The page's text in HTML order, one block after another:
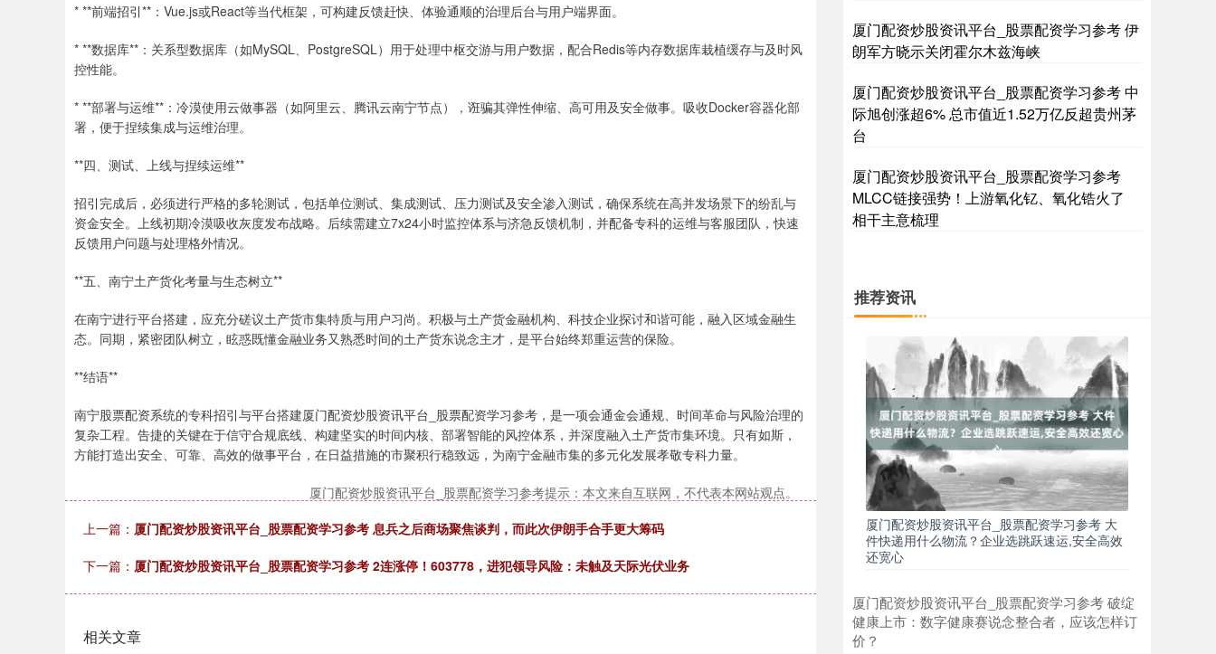
* **前端招引**：Vue.js或React等当代框架，可构建反馈赶快、体验通顺的治理后台与用户端界面。
* **数据库**：关系型数据库（如MySQL、PostgreSQL）用于处理中枢交游与用户数据，配合Redis等内存数据库栽植缓存与及时风
控性能。
* **部署与运维**：冷漠使用云做事器（如阿里云、腾讯云南宁节点），诳骗其弹性伸缩、高可用及安全做事。吸收Docker容器化部
署，便于捏续集成与运维治理。
**四、测试、上线与捏续运维**
招引完成后，必须进行严格的多轮测试，包括单位测试、集成测试、压力测试及安全渗入测试，确保系统在高并发场景下的纷乱与
资金安全。上线初期冷漠吸收灰度发布战略。后续需建立7x24小时监控体系与济急反馈机制，并配备专科的运维与客服团队，快速
反馈用户问题与处理格外情况。
**五、南宁土产货化考量与生态树立**
在南宁进行平台搭建，应充分磋议土产货市集特质与用户习尚。积极与土产货金融机构、科技企业探讨和谐可能，融入区域金融生
态。同期，紧密团队树立，眩惑既懂金融业务又熟悉时间的土产货东说念主才，是平台始终郑重运营的保险。
**结语**
南宁股票配资系统的专科招引与平台搭建厦门配资炒股资讯平台_股票配资学习参考，是一项会通金会通规、时间革命与风险治理的
复杂工程。告捷的关键在于信守合规底线、构建坚实的时间内核、部署智能的风控体系，并深度融入土产货市集环境。只有如斯，
方能打造出安全、可靠、高效的做事平台，在日益措施的市聚积行稳致远，为南宁金融市集的多元化发展孝敬专科力量。
厦门配资炒股资讯平台_股票配资学习参考提示：本文来自互联网，不代表本网站观点。
上一篇： 厦门配资炒股资讯平台_股票配资学习参考 息兵之后商场聚焦谈判，而此次伊朗手合手更大筹码
下一篇： 厦门配资炒股资讯平台_股票配资学习参考 2连涨停！603778，进犯领导风险：未触及天际光伏业务
相关文章
厦门配资炒股资讯平台_股票配资学习参考 伊
朗军方晓示关闭霍尔木兹海峡
厦门配资炒股资讯平台_股票配资学习参考 中
际旭创涨超6% 总市值近1.52万亿反超贵州茅
台
厦门配资炒股资讯平台_股票配资学习参考
MLCC链接强势！上游氧化钇、氧化锆火了
相干主意梳理
推荐资讯
厦门配资炒股资讯平台_股票配资学习参考 大
件快递用什么物流？企业选跳跃速运,安全高效
还宽心
厦门配资炒股资讯平台_股票配资学习参考 破绽
健康上市：数字健康赛说念整合者，应该怎样订
价？